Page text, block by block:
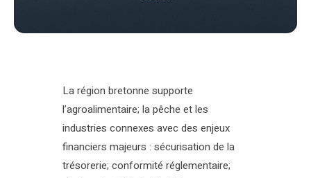
La région bretonne supporte
l’agroalimentaire; la pêche et les
industries connexes avec des enjeux
financiers majeurs : sécurisation de la
trésorerie; conformité réglementaire;